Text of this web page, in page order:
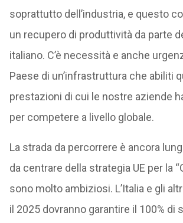
soprattutto dell’industria, e questo
un recupero di produttività da parte
italiano. C’è necessità e anche
Paese di un’infrastruttura che abiliti
prestazioni di cui le nostre aziende
per competere a livello globale.
La strada da percorrere è ancora
da centrare della strategia UE per la
sono molto ambiziosi. L’Italia e gli
il 2025 dovranno garantire il 100% di